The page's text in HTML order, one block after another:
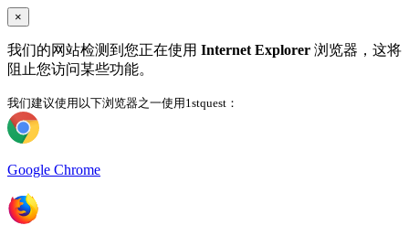
×
我们的网站检测到您正在使用 Internet Explorer 浏览器，这将
阻止您访问某些功能。
我们建议使用以下浏览器之一使用1stquest：
Google Chrome